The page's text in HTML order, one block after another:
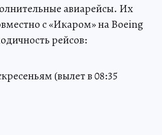
авиарейсы. Их
с «Икаром» на Boeing
рейсов:
(вылет в 08:35